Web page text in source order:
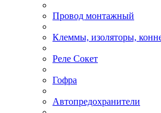
Провод монтажный
Клеммы, изоляторы,
Реле Сокет
Гофра
Автопредохранители